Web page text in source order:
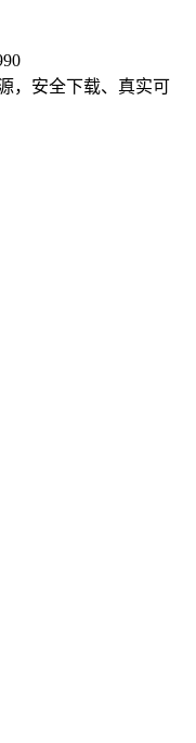
，安全下载、真实可